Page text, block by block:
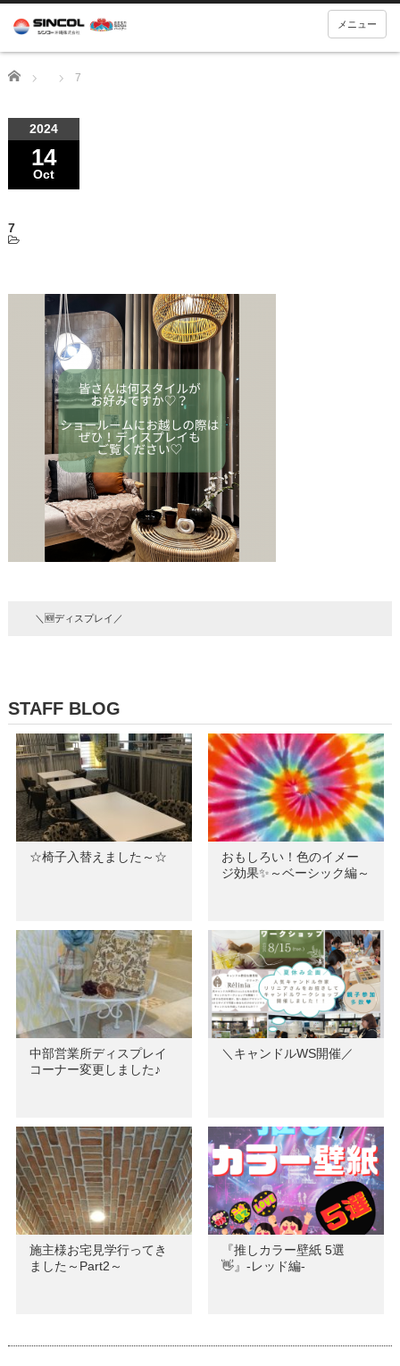
メニュー
Home 7
2024
14
Oct
7
＼🆕ディスプレイ／
STAFF BLOG
☆椅子入替えました～☆
おもしろい！色のイメー
ジ効果✨～ベーシック編～
中部営業所ディスプレイ
コーナー変更しました♪
＼キャンドルWS開催／
施主様お宅見学行ってき
ました～Part2～
『推しカラー壁紙 5選
👋』-レッド編-